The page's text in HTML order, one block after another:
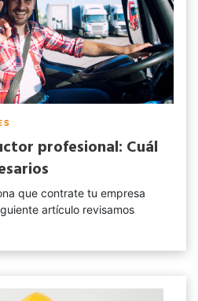
profesional: Cuál
que contrate tu empresa
artículo revisamos